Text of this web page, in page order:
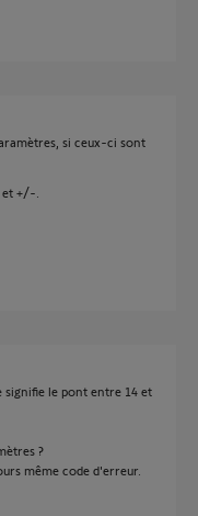
si ceux-ci sont
et +/-.
signifie le pont entre 14 et
?
même code d'erreur.